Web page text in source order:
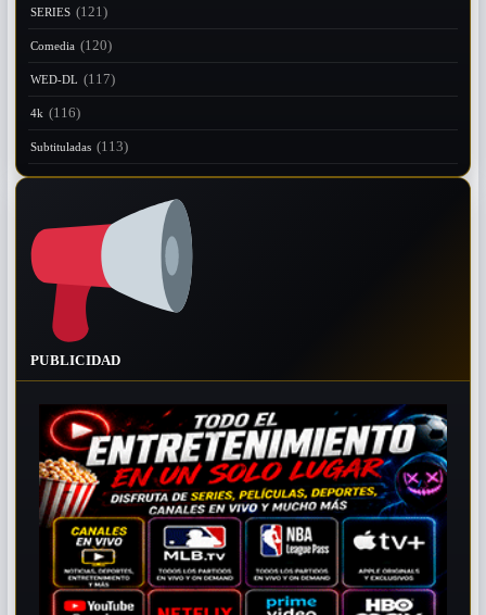
SERIES (121)
Comedia (120)
WED-DL (117)
4k (116)
Subtituladas (113)
PUBLICIDAD